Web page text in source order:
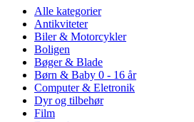
Alle kategorier
Antikviteter
Biler & Motorcykler
Boligen
Bøger & Blade
Børn & Baby 0 - 16 år
Computer & Eletronik
Dyr og tilbehør
Film